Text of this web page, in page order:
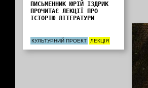
ПИСЬМЕННИК ЮРІЙ ІЗДРИК
ПРОЧИТАЄ ЛЕКЦІЇ ПРО
ІСТОРІЮ ЛІТЕРАТУРИ
КУЛЬТУРНИЙ ПРОЕКТ ЛЕКЦІЯ